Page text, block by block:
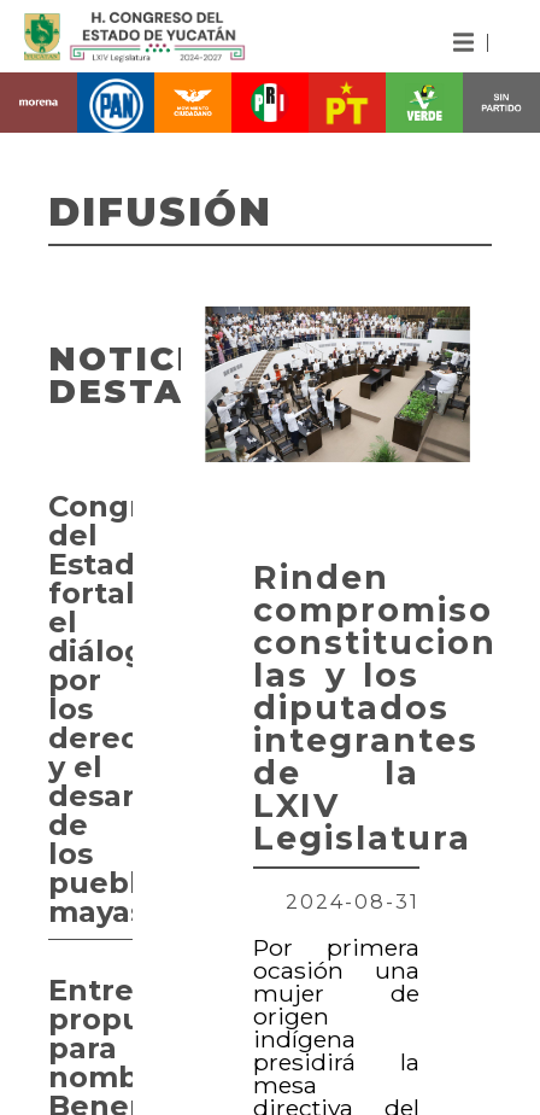
DIFUSIÓN
Rinden
compromiso
constitucional
las y los
diputados
integrantes
de la
LXIV
Legislatura
2024-08-31
Por primera
ocasión una
mujer de
origen
indígena
presidirá la
mesa
directiva del
NOTICIAS
DESTACADAS
Congreso
del
Estado
fortalece
el
diálogo
por
los
derechos
y el
desarrollo
de
los
pueblos
mayas
Entregan
propuesta
para
nombrar
Benemérita